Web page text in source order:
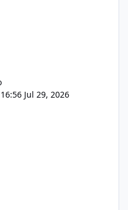
Jul 29, 2026